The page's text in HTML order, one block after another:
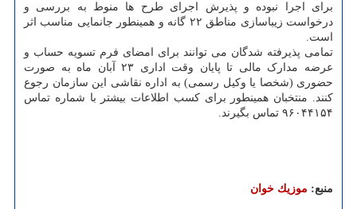
برای اجرا نبوده و پذیرش اجرای طرح ها منوط به بررسی و
درخواست زیباسازی مناطق ۲۲ گانه و همینطور جانمایی مناسب اثر
است.
تمامی پذیرفته شدگان می توانند برای امضای فرم تسویه حساب و
عرضه مدارک مالی تا پایان وقت اداری ۲۳ آبان ماه به صورت
حضوری (شخصا یا وکیل رسمی) به اداره نقاشی این سازمان رجوع
کنند. منتخبان همینطور برای کسب اطلاعات بیشتر با شماره تماس
۹۶۰۴۴۱۵۴ تماس بگیرند.
منبع: موزیك خوان